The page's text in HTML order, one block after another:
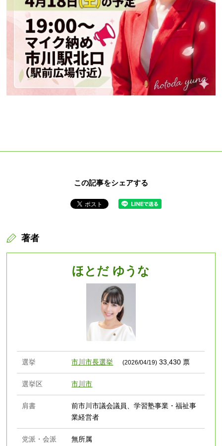
この記事をシェアする
著者
ほとだ ゆうな
選挙 市川市長選挙 (2026/04/19) 33,430 票
選挙区 市川市
肩書
前市川市議会議員、学習塾事業・福祉事
業経営者
党派・会派 無所属